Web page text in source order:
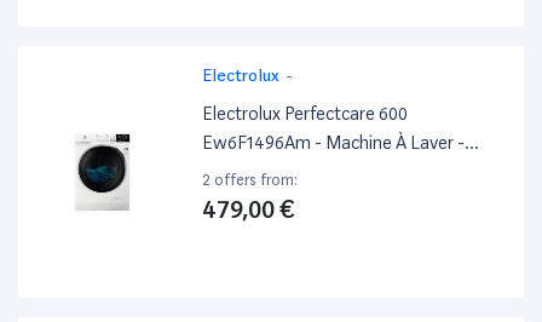
Electrolux -
Electrolux Perfectcare 600
Ew6F1496Am - Machine À Laver -
Largeur : 60 Cm - Profondeur : 66 Cm -
Hauteur : 85 Cm - Chargement Frontal
2 offers from:
479,00 €